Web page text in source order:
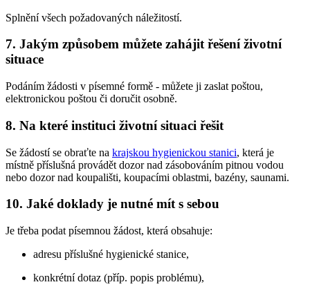
Splnění všech požadovaných náležitostí.
7. Jakým způsobem můžete zahájit řešení životní
situace
Podáním žádosti v písemné formě - můžete ji zaslat poštou,
elektronickou poštou či doručit osobně.
8. Na které instituci životní situaci řešit
Se žádostí se obraťte na krajskou hygienickou stanici, která je
místně příslušná provádět dozor nad zásobováním pitnou vodou
nebo dozor nad koupališti, koupacími oblastmi, bazény, saunami.
10. Jaké doklady je nutné mít s sebou
Je třeba podat písemnou žádost, která obsahuje:
adresu příslušné hygienické stanice,
konkrétní dotaz (příp. popis problému),